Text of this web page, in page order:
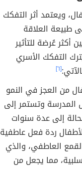
ويعتمد أثر التفكك
طبيعة العلاقة
أكثر عُرضة للتأثير
التفكك الأسري
[٦]
من العجز في النمو
المدرسة وتستمر إلى
إلى عدة سنوات
ردة فعل عاطفية
العاطفي، والذي
مما يجعل من